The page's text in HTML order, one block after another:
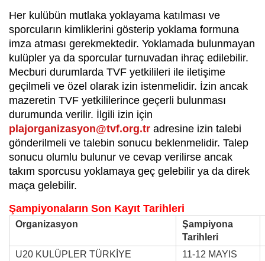
Her kulübün mutlaka yoklayama katılması ve
sporcuların kimliklerini gösterip yoklama formuna
imza atması gerekmektedir. Yoklamada bulunmayan
kulüpler ya da sporcular turnuvadan ihraç edilebilir.
Mecburi durumlarda TVF yetkilileri ile iletişime
geçilmeli ve özel olarak izin istenmelidir. İzin ancak
mazeretin TVF yetkililerince geçerli bulunması
durumunda verilir. İlgili izin için
plajorganizasyon@tvf.org.tr adresine izin talebi
gönderilmeli ve talebin sonucu beklenmelidir. Talep
sonucu olumlu bulunur ve cevap verilirse ancak
takım sporcusu yoklamaya geç gelebilir ya da direk
maça gelebilir.
Şampiyonaların Son Kayıt Tarihleri
Organizasyon
Şampiyona
Tarihleri
U20 KULÜPLER TÜRKİYE
11-12 MAYIS